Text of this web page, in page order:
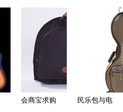
心独运，打
造专业乐器
保护方案
起末日音乐
会热潮
会商宝求购
民乐包与电